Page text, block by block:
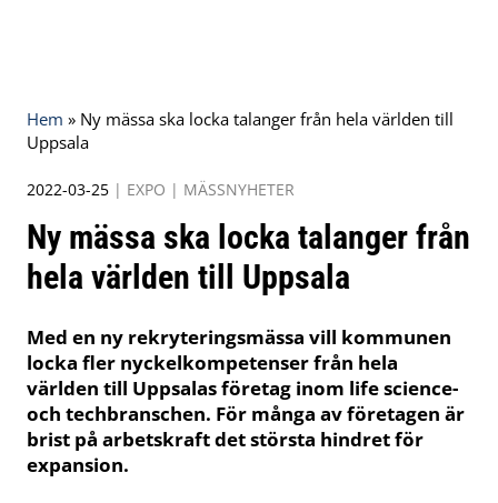
Hem » Ny mässa ska locka talanger från hela världen till
Uppsala
2022-03-25 | EXPO | MÄSSNYHETER
Ny mässa ska locka talanger från
hela världen till Uppsala
Med en ny rekryteringsmässa vill kommunen
locka fler nyckelkompetenser från hela
världen till Uppsalas företag inom life science-
och techbranschen. För många av företagen är
brist på arbetskraft det största hindret för
expansion.